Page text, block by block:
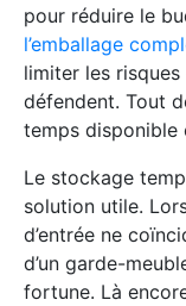
pour réduire le
l’emballage
limiter les
défendent. Tout
temps disponible
Le stockage
solution utile.
d’entrée ne
d’un garde-
fortune. Là